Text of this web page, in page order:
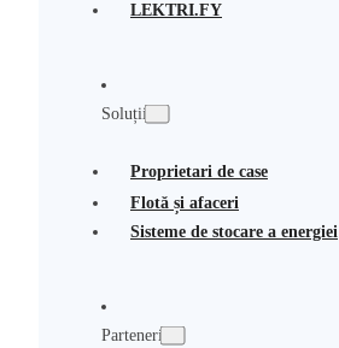
LEKTRI.FY
Soluții
Proprietari de case
Flotă și afaceri
Sisteme de stocare a energiei
Parteneri